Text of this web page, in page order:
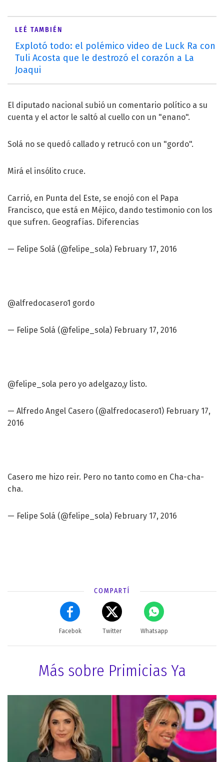
LEÉ TAMBIÉN
Explotó todo: el polémico video de Luck Ra con
Tuli Acosta que le destrozó el corazón a La
Joaqui
El diputado nacional subió un comentario político a su
cuenta y el actor le saltó al cuello con un "enano".
Solá no se quedó callado y retrucó con un "gordo".
Mirá el insólito cruce.
Carrió, en Punta del Este, se enojó con el Papa
Francisco, que está en Méjico, dando testimonio con los
que sufren. Geografías. Diferencias
— Felipe Solá (@felipe_sola) February 17, 2016
@alfredocasero1 gordo
— Felipe Solá (@felipe_sola) February 17, 2016
@felipe_sola pero yo adelgazo,y listo.
— Alfredo Angel Casero (@alfredocasero1) February 17,
2016
Casero me hizo reir. Pero no tanto como en Cha-cha-
cha.
— Felipe Solá (@felipe_sola) February 17, 2016
COMPARTÍ
Facebok Twitter Whatsapp
Más sobre Primicias Ya